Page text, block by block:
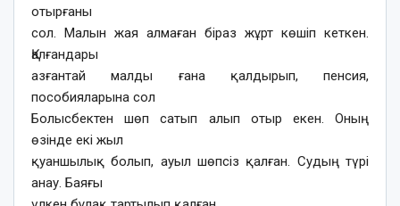
отырғаны
сол. Малын жая алмаған біраз жұрт көшіп кеткен.
Қалғандары
азғантай малды ғана қалдырып, пенсия,
пособияларына сол
Болысбектен шөп сатып алып отыр екен. Оның
өзінде екі жыл
қуаншылық болып, ауыл шөпсіз қалған. Судың түрі
анау. Баяғы